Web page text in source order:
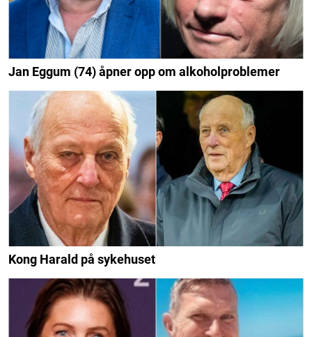
Jan Eggum (74) åpner opp om alkoholproblemer
Kong Harald på sykehuset